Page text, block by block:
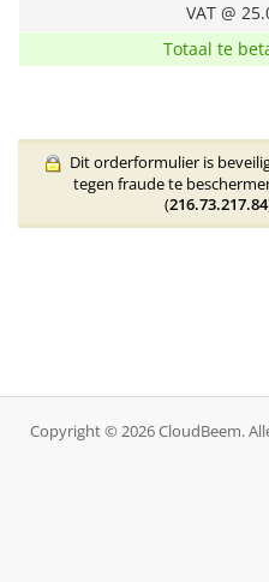
VAT @
Totaal te
Dit orderformulier is
tegen fraude te
(216.73.217.84
Copyright © 2026 CloudBeem.